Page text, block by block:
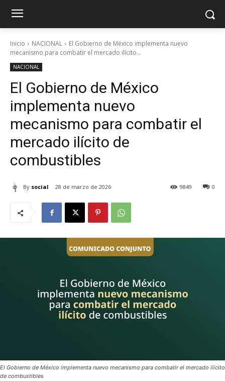
Inicio NACIONAL
El Gobierno de México implementa nuevo
mecanismo para combatir el mercado ilícito...
NACIONAL
El Gobierno de México
implementa nuevo
mecanismo para combatir el
mercado ilícito de
combustibles
By social 28 de marzo de 2026 0
9849
El Gobierno de México implementa nuevo mecanismo para combatir el mercado ilícito
de combustibles